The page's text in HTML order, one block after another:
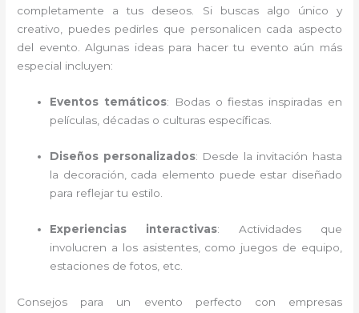
completamente a tus deseos. Si buscas algo único y
creativo, puedes pedirles que personalicen cada aspecto
del evento. Algunas ideas para hacer tu evento aún más
especial incluyen:
Eventos temáticos: Bodas o fiestas inspiradas en
películas, décadas o culturas específicas.
Diseños personalizados: Desde la invitación hasta
la decoración, cada elemento puede estar diseñado
para reflejar tu estilo.
Experiencias interactivas: Actividades que
involucren a los asistentes, como juegos de equipo,
estaciones de fotos, etc.
Consejos para un evento perfecto con empresas